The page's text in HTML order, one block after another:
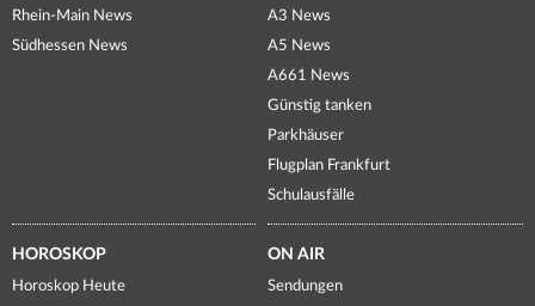
Rhein-Main News
Südhessen News
A3 News
A5 News
A661 News
Günstig tanken
Parkhäuser
Flugplan Frankfurt
Schulausfälle
HOROSKOP
Horoskop Heute
ON AIR
Sendungen